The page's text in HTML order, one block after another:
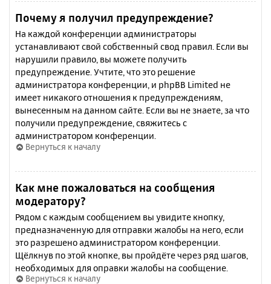
Почему я получил предупреждение?
На каждой конференции администраторы
устанавливают свой собственный свод правил. Если вы
нарушили правило, вы можете получить
предупреждение. Учтите, что это решение
администратора конференции, и phpBB Limited не
имеет никакого отношения к предупреждениям,
вынесенным на данном сайте. Если вы не знаете, за что
получили предупреждение, свяжитесь с
администратором конференции.
Вернуться к началу
Как мне пожаловаться на сообщения
модератору?
Рядом с каждым сообщением вы увидите кнопку,
предназначенную для отправки жалобы на него, если
это разрешено администратором конференции.
Щёлкнув по этой кнопке, вы пройдёте через ряд шагов,
необходимых для оправки жалобы на сообщение.
Вернуться к началу